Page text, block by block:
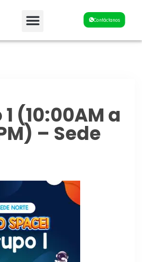
Contáctanos
(10:00AM a
– Sede